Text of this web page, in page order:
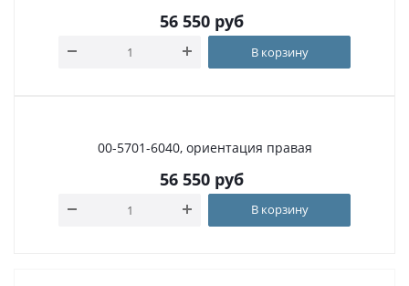
56 550руб
В корзину
00-5701-6040, ориентация правая
56 550руб
В корзину